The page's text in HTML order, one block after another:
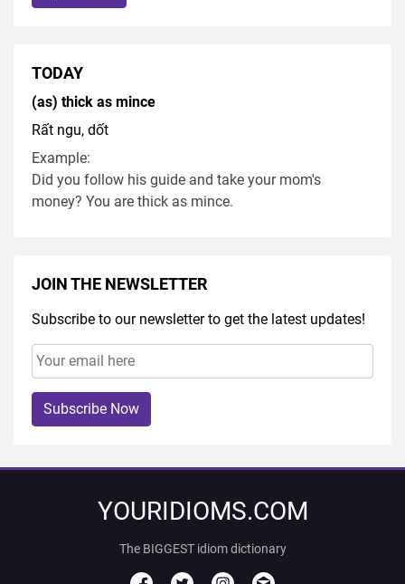
TODAY
(as) thick as mince
Rất ngu, dốt
Example:
Did you follow his guide and take your mom's
money? You are thick as mince.
JOIN THE NEWSLETTER
Subscribe to our newsletter to get the latest updates!
Subscribe Now
YOURIDIOMS.COM
The BIGGEST idiom dictionary